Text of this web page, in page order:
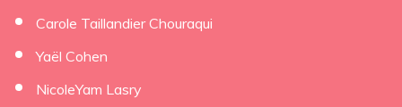
Carole Taillandier Chouraqui
Yaël Cohen
NicoleYam Lasry